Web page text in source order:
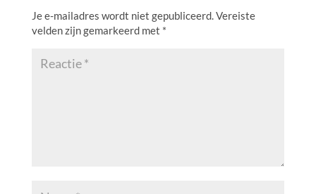
Je e-mailadres wordt niet gepubliceerd.Vereiste
velden zijn gemarkeerd met *